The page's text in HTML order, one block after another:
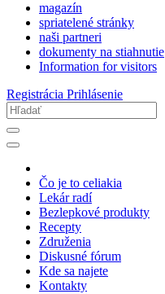
magazín
spriatelené stránky
naši partneri
dokumenty na stiahnutie
Information for visitors
Registrácia Prihlásenie
Čo je to celiakia
Lekár radí
Bezlepkové produkty
Recepty
Združenia
Diskusné fórum
Kde sa najete
Kontakty